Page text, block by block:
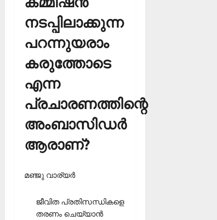
നടപ്പിലാക്കുന്ന
പറന്നുയരാം
കരുത്തോടെ
എന്ന
പ്രചാരണത്തിന്റെ
അംബാസിഡര്‍
ആരാണ്?
മഞ്ജു വാര്യര്‍
ജീവിത പ്രതിസന്ധികളെ
തരണം ചെയ്യാന്‍